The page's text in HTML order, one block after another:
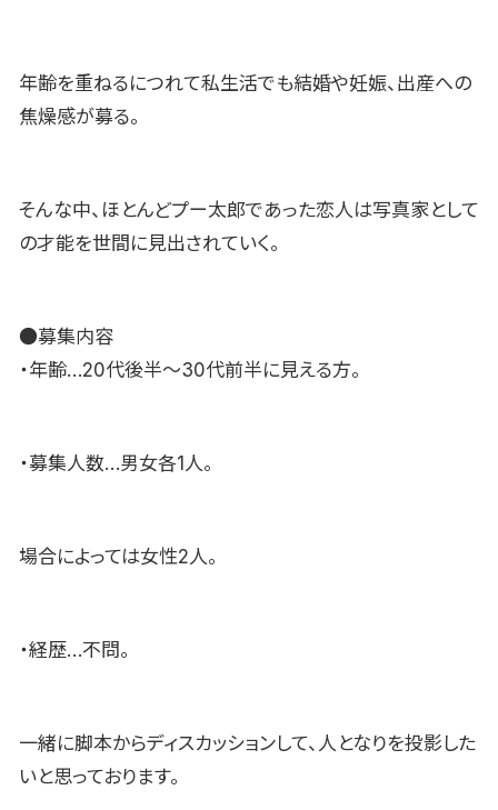
年齢を重ねるにつれて私生活でも結婚や妊娠、出産への
焦燥感が募る。
そんな中、ほとんどプー太郎であった恋人は写真家として
の才能を世間に見出されていく。
●募集内容
・年齢…20代後半〜30代前半に見える方。
・募集人数…男女各1人。
場合によっては女性2人。
・経歴…不問。
一緒に脚本からディスカッションして、人となりを投影した
いと思っております。